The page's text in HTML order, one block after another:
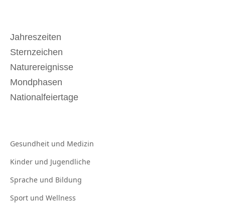
Jahreszeiten
Sternzeichen
Naturereignisse
Mondphasen
Nationalfeiertage
Gesundheit und Medizin
Kinder und Jugendliche
Sprache und Bildung
Sport und Wellness